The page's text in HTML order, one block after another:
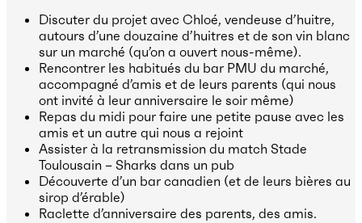
Discuter du projet avec Chloé, vendeuse d’huitre,
autours d’une douzaine d’huitres et de son vin blanc
sur un marché (qu’on a ouvert nous-même).
Rencontrer les habitués du bar PMU du marché,
accompagné d’amis et de leurs parents (qui nous
ont invité à leur anniversaire le soir même)
Repas du midi pour faire une petite pause avec les
amis et un autre qui nous a rejoint
Assister à la retransmission du match Stade
Toulousain – Sharks dans un pub
Découverte d’un bar canadien (et de leurs bières au
sirop d’érable)
Raclette d’anniversaire des parents, des amis.